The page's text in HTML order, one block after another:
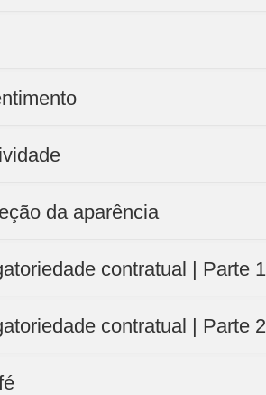
da aparência
contratual | Parte 1
contratual | Parte 2